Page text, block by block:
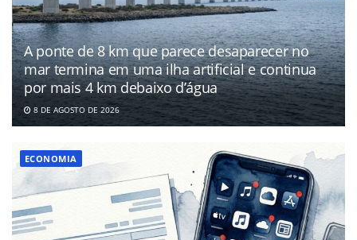
A ponte de 8 km que parece desaparecer no
mar termina em uma ilha artificial e continua
por mais 4 km debaixo d’água
8 DE AGOSTO DE 2026
ECONOMIA